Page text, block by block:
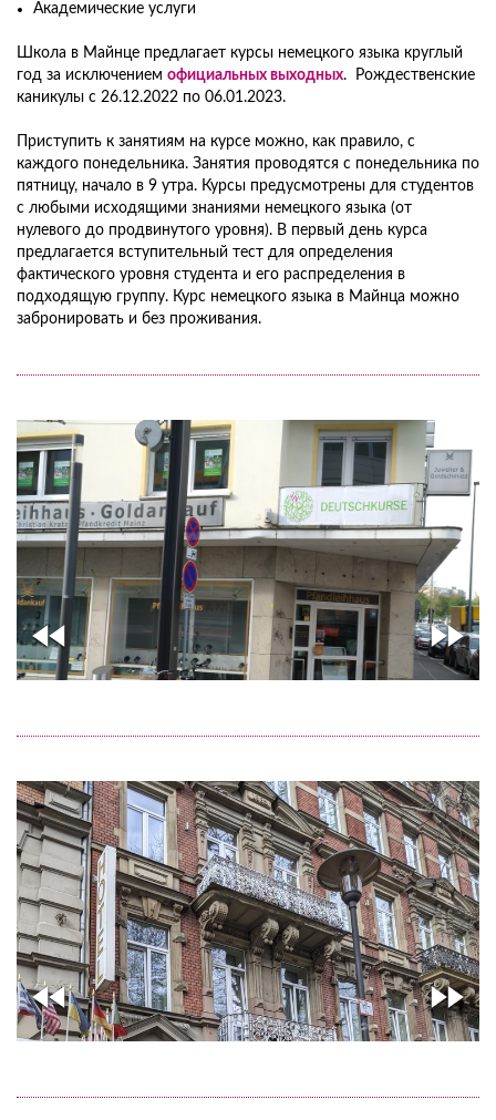
Академические услуги
Школа в Майнце предлагает курсы немецкого языка круглый
год за исключением официальных выходных. Рождественские
каникулы с 26.12.2022 по 06.01.2023.
Приступить к занятиям на курсе можно, как правило, с
каждого понедельника. Занятия проводятся с понедельника по
пятницу, начало в 9 утра. Курсы предусмотрены для студентов
с любыми исходящими знаниями немецкого языка (от
нулевого до продвинутого уровня). В первый день курса
предлагается вступительный тест для определения
фактического уровня студента и его распределения в
подходящую группу. Курс немецкого языка в Майнца можно
забронировать и без проживания.